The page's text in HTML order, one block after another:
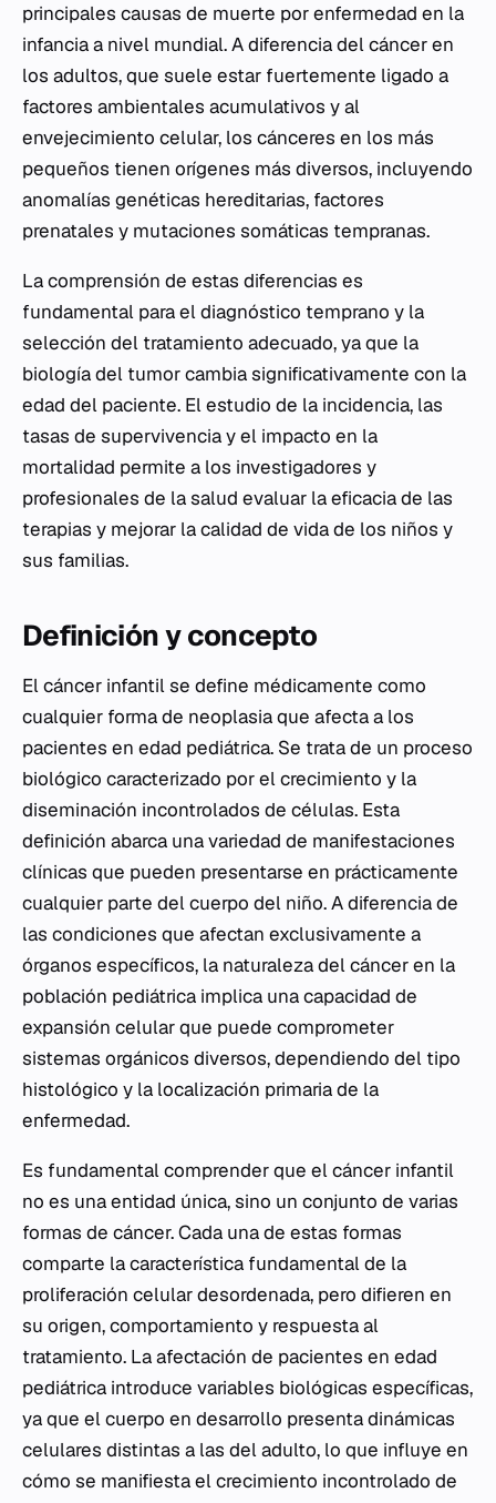
principales causas de muerte por enfermedad en la
infancia a nivel mundial. A diferencia del cáncer en
los adultos, que suele estar fuertemente ligado a
factores ambientales acumulativos y al
envejecimiento celular, los cánceres en los más
pequeños tienen orígenes más diversos, incluyendo
anomalías genéticas hereditarias, factores
prenatales y mutaciones somáticas tempranas.
La comprensión de estas diferencias es
fundamental para el diagnóstico temprano y la
selección del tratamiento adecuado, ya que la
biología del tumor cambia significativamente con la
edad del paciente. El estudio de la incidencia, las
tasas de supervivencia y el impacto en la
mortalidad permite a los investigadores y
profesionales de la salud evaluar la eficacia de las
terapias y mejorar la calidad de vida de los niños y
sus familias.
Definición y concepto
El cáncer infantil se define médicamente como
cualquier forma de neoplasia que afecta a los
pacientes en edad pediátrica. Se trata de un proceso
biológico caracterizado por el crecimiento y la
diseminación incontrolados de células. Esta
definición abarca una variedad de manifestaciones
clínicas que pueden presentarse en prácticamente
cualquier parte del cuerpo del niño. A diferencia de
las condiciones que afectan exclusivamente a
órganos específicos, la naturaleza del cáncer en la
población pediátrica implica una capacidad de
expansión celular que puede comprometer
sistemas orgánicos diversos, dependiendo del tipo
histológico y la localización primaria de la
enfermedad.
Es fundamental comprender que el cáncer infantil
no es una entidad única, sino un conjunto de varias
formas de cáncer. Cada una de estas formas
comparte la característica fundamental de la
proliferación celular desordenada, pero difieren en
su origen, comportamiento y respuesta al
tratamiento. La afectación de pacientes en edad
pediátrica introduce variables biológicas específicas,
ya que el cuerpo en desarrollo presenta dinámicas
celulares distintas a las del adulto, lo que influye en
cómo se manifiesta el crecimiento incontrolado de